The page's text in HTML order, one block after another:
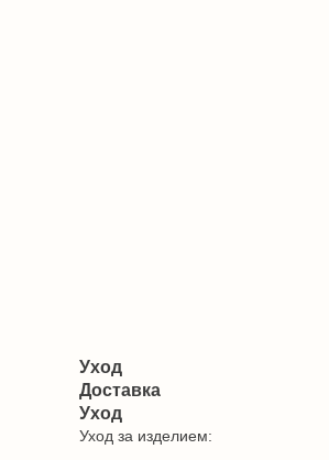
Уход
Доставка
Уход
Уход за изделием: